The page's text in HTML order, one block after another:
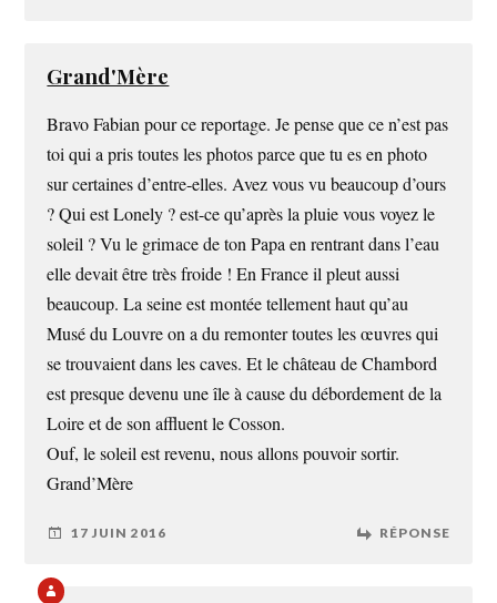
Grand'Mère
Bravo Fabian pour ce reportage. Je pense que ce n’est pas
toi qui a pris toutes les photos parce que tu es en photo
sur certaines d’entre-elles. Avez vous vu beaucoup d’ours
? Qui est Lonely ? est-ce qu’après la pluie vous voyez le
soleil ? Vu le grimace de ton Papa en rentrant dans l’eau
elle devait être très froide ! En France il pleut aussi
beaucoup. La seine est montée tellement haut qu’au
Musé du Louvre on a du remonter toutes les œuvres qui
se trouvaient dans les caves. Et le château de Chambord
est presque devenu une île à cause du débordement de la
Loire et de son affluent le Cosson.
Ouf, le soleil est revenu, nous allons pouvoir sortir.
Grand’Mère
17 JUIN 2016 RÉPONSE